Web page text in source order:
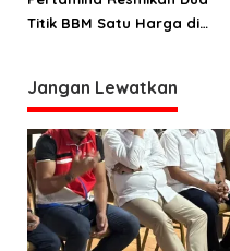
Titik BBM Satu Harga di
Jangan Lewatkan